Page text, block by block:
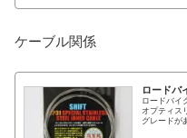
ケーブル関係
ロードバ
ロードバイ
オプティス
グレードが